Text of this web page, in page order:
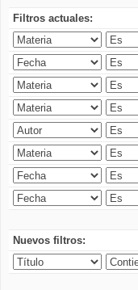
Filtros actuales:
Nuevos filtros: